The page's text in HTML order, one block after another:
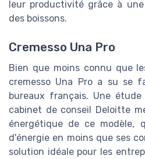
leur productivité grâce à
des boissons.
Cremesso Una Pro
Bien que moins connu que
cremesso Una Pro a su se
bureaux français. Une
cabinet de conseil Deloitte
énergétique de ce modèle,
d'énergie en moins que ses
solution idéale pour les